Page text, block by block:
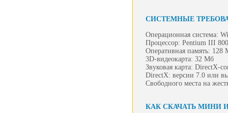
СИСТЕМНЫЕ
Операционная система:
Процессор: Pentium III
Оперативная память: 128
3D-видеокарта: 32 Мб
Звуковая карта: DirectX-
DirectX: версии 7.0 или
Свободного места на
КАК СКАЧАТЬ МИНИ